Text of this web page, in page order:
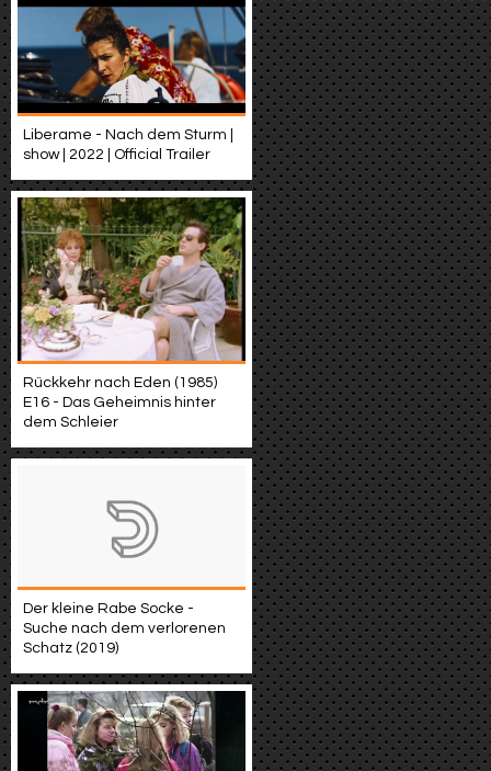
Liberame - Nach dem Sturm |
show | 2022 | Official Trailer
Rückkehr nach Eden (1985)
E16 - Das Geheimnis hinter
dem Schleier
Der kleine Rabe Socke -
Suche nach dem verlorenen
Schatz (2019)